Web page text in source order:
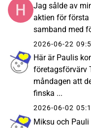
Jag sålde av
aktien för första
samband med
2026-06-22
Här är Paulis
företagsförvärv
måndagen att
finska ...
2026-06-02
Miksu och